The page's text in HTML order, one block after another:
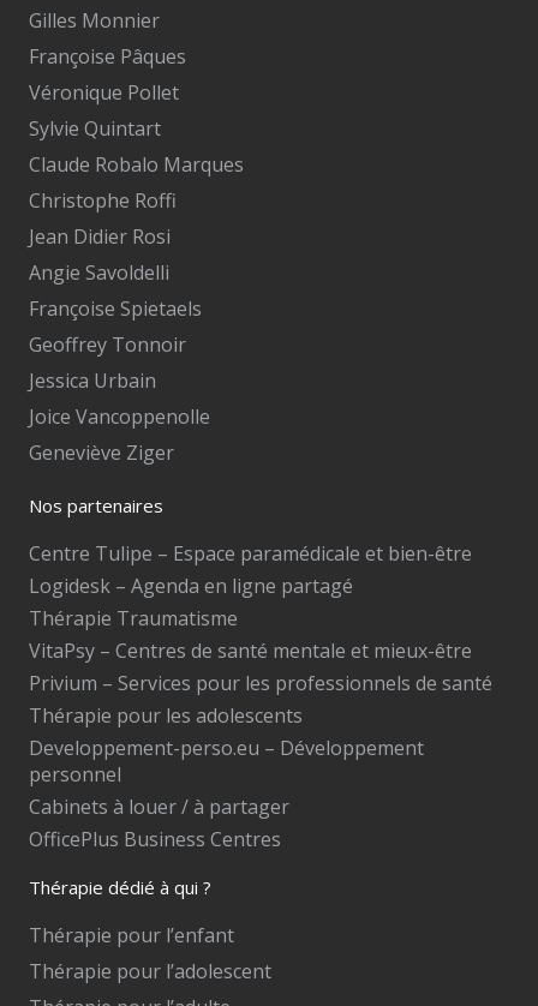
Gilles Monnier
Françoise Pâques
Véronique Pollet
Sylvie Quintart
Claude Robalo Marques
Christophe Roffi
Jean Didier Rosi
Angie Savoldelli
Françoise Spietaels
Geoffrey Tonnoir
Jessica Urbain
Joice Vancoppenolle
Geneviève Ziger
Nos partenaires
Centre Tulipe – Espace paramédicale et bien-être
Logidesk – Agenda en ligne partagé
Thérapie Traumatisme
VitaPsy – Centres de santé mentale et mieux-être
Privium – Services pour les professionnels de santé
Thérapie pour les adolescents
Developpement-perso.eu – Développement
personnel
Cabinets à louer / à partager
OfficePlus Business Centres
Thérapie dédié à qui ?
Thérapie pour l’enfant
Thérapie pour l’adolescent